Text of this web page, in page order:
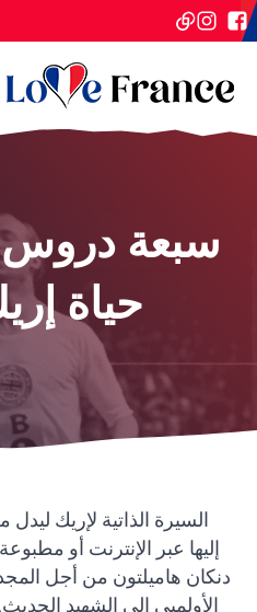
سبعة
حياة
السيرة الذاتية لإريك
إليها عبر الإنترنت أو
دنكان هاميلتون من أجل
الأولمبي إلى الشهيد